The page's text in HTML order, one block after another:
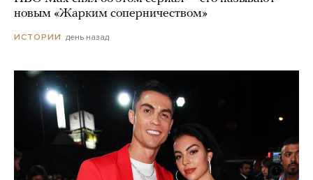
новым «Жарким соперничеством»
ИСТОРИИ день назад